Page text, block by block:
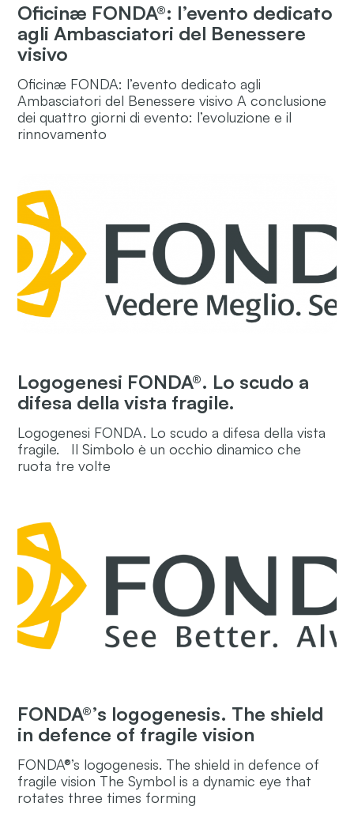
Oficinæ FONDA®: l’evento dedicato
agli Ambasciatori del Benessere
visivo
Oficinæ FONDA: l’evento dedicato agli
Ambasciatori del Benessere visivo A conclusione
dei quattro giorni di evento: l’evoluzione e il
rinnovamento
Logogenesi FONDA®. Lo scudo a
difesa della vista fragile.
Logogenesi FONDA. Lo scudo a difesa della vista
fragile. Il Simbolo è un occhio dinamico che
ruota tre volte
FONDA®’s logogenesis. The shield
in defence of fragile vision
FONDA®’s logogenesis. The shield in defence of
fragile vision The Symbol is a dynamic eye that
rotates three times forming